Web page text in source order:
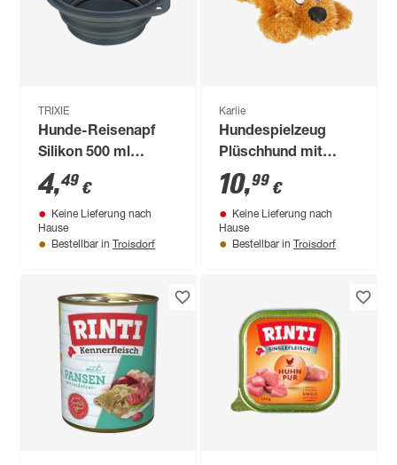
TRIXIE
Hunde-Reisenapf
Silikon 500 ml
rot/grau sortiert
4,49 €
Keine Lieferung nach
Hause
Bestellbar in Troisdorf
Karlie
Hundespielzeug
Plüschhund mit
Squeeker
10,99 €
Keine Lieferung nach
Hause
Bestellbar in Troisdorf